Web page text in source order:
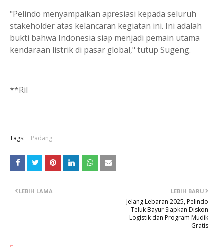
"Pelindo menyampaikan apresiasi kepada seluruh
stakeholder atas kelancaran kegiatan ini. Ini adalah
bukti bahwa Indonesia siap menjadi pemain utama
kendaraan listrik di pasar global," tutup Sugeng.
**Ril
Tags: Padang
LEBIH BARU
Jelang Lebaran 2025, Pelindo
Teluk Bayur Siapkan Diskon
Logistik dan Program Mudik
Gratis
LEBIH LAMA